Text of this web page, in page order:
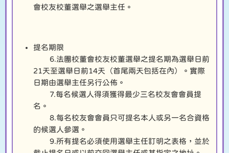
會校友校董選舉之選舉主任。
提名期限
6.法團校董會校友校董選舉之提名期為選舉日前
21天至選舉日前14天（首尾兩天包括在內）。實際
日期由選舉主任另行公佈。
7.每名候選人得須獲得最少三名校友會會員提
名。
8.每名校友會會員只可提名本人或另一名合資格
的候選人參選。
9.所有提名必須使用選舉主任訂明之表格，並於